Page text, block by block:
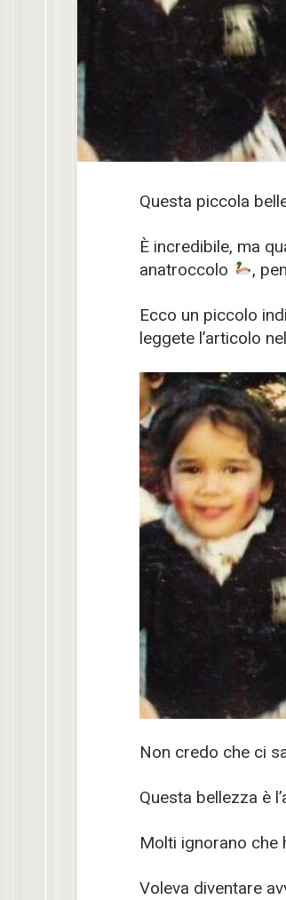
Questa piccola
È incredibile, ma
anatroccolo
,
Ecco un piccolo
leggete l’articolo
Non credo che ci
Questa bellezza è
Molti ignorano che
Voleva diventare